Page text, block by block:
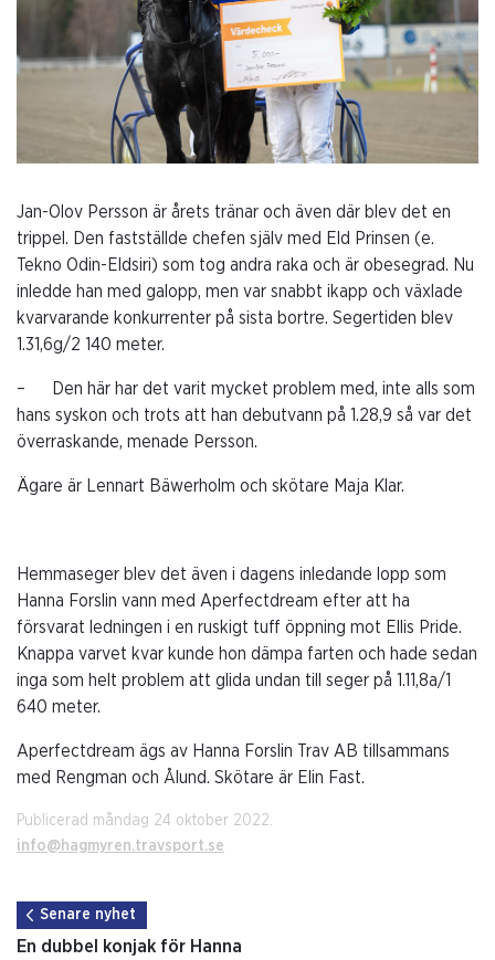
Jan-Olov Persson är årets tränar och även där blev det en
trippel. Den fastställde chefen själv med Eld Prinsen (e.
Tekno Odin-Eldsiri) som tog andra raka och är obesegrad. Nu
inledde han med galopp, men var snabbt ikapp och växlade
kvarvarande konkurrenter på sista bortre. Segertiden blev
1.31,6g/2 140 meter.
– Den här har det varit mycket problem med, inte alls som
hans syskon och trots att han debutvann på 1.28,9 så var det
överraskande, menade Persson.
Ägare är Lennart Bäwerholm och skötare Maja Klar.
Hemmaseger blev det även i dagens inledande lopp som
Hanna Forslin vann med Aperfectdream efter att ha
försvarat ledningen i en ruskigt tuff öppning mot Ellis Pride.
Knappa varvet kvar kunde hon dämpa farten och hade sedan
inga som helt problem att glida undan till seger på 1.11,8a/1
640 meter.
Aperfectdream ägs av Hanna Forslin Trav AB tillsammans
med Rengman och Ålund. Skötare är Elin Fast.
Publicerad måndag 24 oktober 2022.
info@hagmyren.travsport.se
Senare nyhet
En dubbel konjak för Hanna